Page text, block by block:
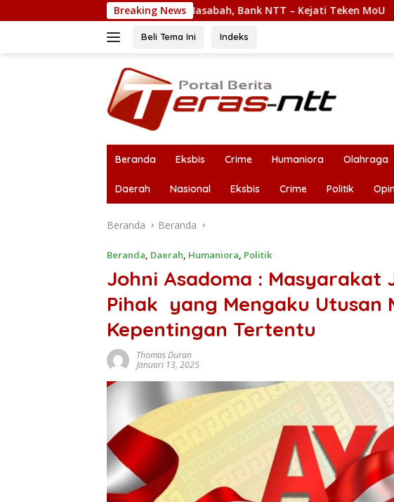
ke
Breaking News
Keamanan Nasabah, Bank NTT – Kejati Teken MoU Laba Bank NTT
Beli Tema Ini Indeks
Beranda Eksbis Crime Humaniora Olahraga
Daerah Nasional Eksbis Crime Politik
Beranda Beranda
Beranda, Daerah, Humaniora, Politik
Johni Asadoma : Masyarakat
Pihak yang Mengaku Utusan
Kepentingan Tertentu
Thomas Duran
Januari 13, 2025